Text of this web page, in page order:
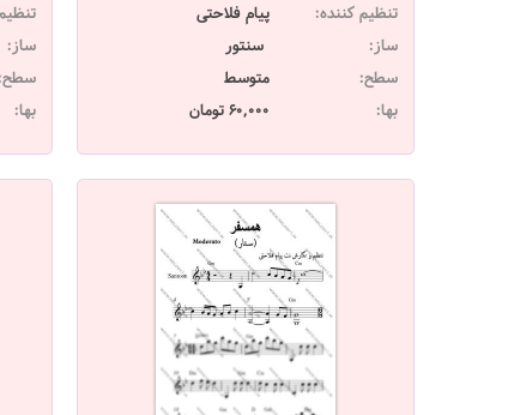
تنظیم کننده:
پیام فلاحتی
ساز:
سنتور
سطح:
متوسط
بها:
60,000 تومان
ساز:
بها: